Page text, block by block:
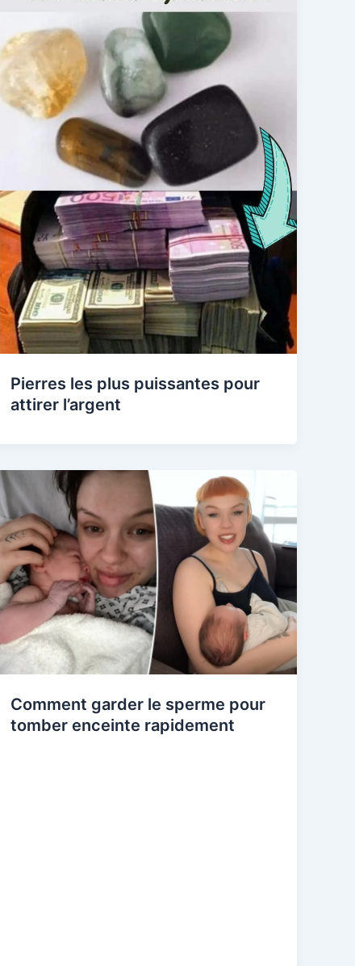
Pierres les plus puissantes pour
attirer l’argent
Comment garder le sperme pour
tomber enceinte rapidement